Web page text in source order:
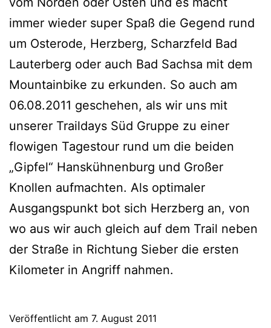
immer wieder super Spaß die Gegend rund
um Osterode, Herzberg, Scharzfeld Bad
Lauterberg oder auch Bad Sachsa mit dem
Mountainbike zu erkunden. So auch am
06.08.2011 geschehen, als wir uns mit
unserer Traildays Süd Gruppe zu einer
flowigen Tagestour rund um die beiden
„Gipfel“ Hanskühnenburg und Großer
Knollen aufmachten. Als optimaler
Ausgangspunkt bot sich Herzberg an, von
wo aus wir auch gleich auf dem Trail neben
der Straße in Richtung Sieber die ersten
Kilometer in Angriff nahmen.
Veröffentlicht am 7. August 2011